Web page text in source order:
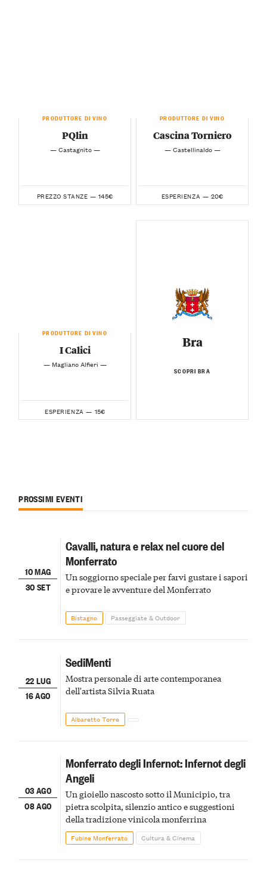
PRODUTTORE DI VINO
PQlin
— Castagnito —
PREZZO STANZE — 145€
PRODUTTORE DI VINO
Cascina Torniero
— Castellinaldo —
ESPERIENZA — 20€
PRODUTTORE DI VINO
I Calici
— Magliano Alfieri —
ESPERIENZA — 15€
Bra
SCOPRI BRA
PROSSIMI EVENTI
10 MAG
30 SET
Cavalli, natura e relax nel cuore del
Monferrato
Un soggiorno speciale per farvi gustare i sapori
e provare le avventure del Monferrato
Bistagno Passeggiate & Outdoor
22 LUG
16 AGO
SediMenti
Mostra personale di arte contemporanea
dell'artista Silvia Ruata
Albaretto Torre
03 AGO
08 AGO
Monferrato degli Infernot: Infernot degli
Angeli
Un gioiello nascosto sotto il Municipio, tra
pietra scolpita, silenzio antico e suggestioni
della tradizione vinicola monferrina
Fubine Monferrato Cultura & Cinema